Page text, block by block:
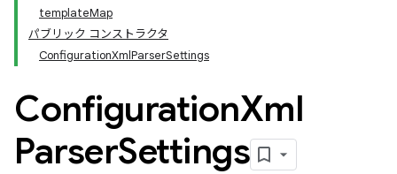
templateMap
パブリック コンストラクタ
ConfigurationXmlParserSettings
ConfigurationXml
ParserSettings